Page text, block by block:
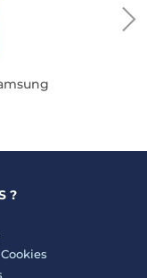
?
Cookies